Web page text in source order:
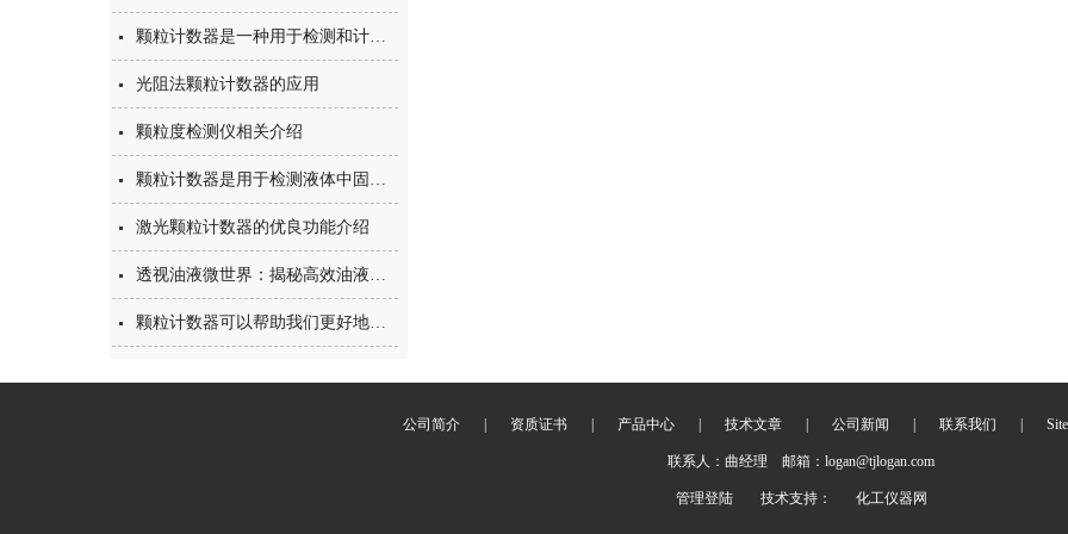
颗粒计数器是一种用于检测和计数空气或液体中悬浮微粒的仪器
光阻法颗粒计数器的应用
颗粒度检测仪相关介绍
颗粒计数器是用于检测液体中固体粒子的大小和数量的仪器
激光颗粒计数器的优良功能介绍
透视油液微世界：揭秘高效油液污染度检测仪的非凡之旅
颗粒计数器可以帮助我们更好地了解液体和空气中的颗粒
公司简介 资质证书 产品中心 技术文章 公司新闻 联系我们
联系人：曲经理 邮箱：logan@tjlogan.com
管理登陆 技术支持： 化工仪器网